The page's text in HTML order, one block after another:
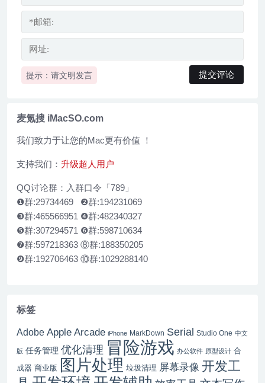
提示：请文明发言
麦氪搜 iMacSO.com
我们致力于让您的Mac更有价值 ！
支持我们： 升级超人用户
QQ讨论群：入群口令「789」
❶群:29734469 ❷群:194231069
❸群:465566951 ❹群:482340327
❺群:307294571 ❻群:598710634
❼群:597218363 ⑧群:188350205
❾群:192706463 ⑩群:1029288140
标签
Adobe Apple Arcade iPhone MarkDown Serial Studio One 中文
版 任务管理 优化清理 冒险游戏 办公软件 原型设计 合
成器 商业版 图片处理 垃圾清理 屏幕录像 开发工